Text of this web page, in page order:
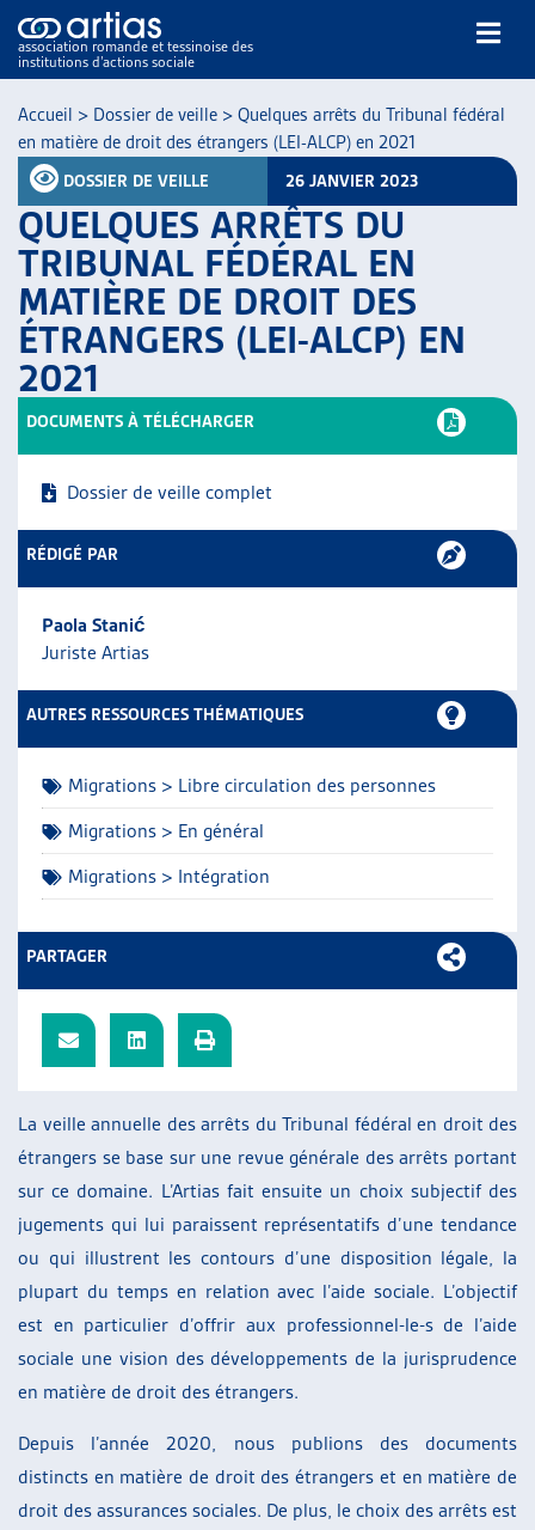
association romande et tessinoise des
institutions d’actions sociale
NOS PUBLICATIONS
ARTICLES
DOSSIERS DU MOIS
VEILLE
RESSOURCES
THÉMATIQUES
GUIDE SOCIAL ROMAND
ARTIAS
L’ASSOCIATION
PROJETS ET ACTIVITÉS
JOURNÉES D’AUTOMNE
Accueil > Dossier de veille > Quelques arrêts du Tribunal fédéral
en matière de droit des étrangers (LEI-ALCP) en 2021
DOSSIER DE VEILLE 26 JANVIER 2023
QUELQUES ARRÊTS DU
TRIBUNAL FÉDÉRAL EN
MATIÈRE DE DROIT DES
ÉTRANGERS (LEI-ALCP) EN
2021
La veille annuelle des arrêts du Tribunal fédéral en droit des
étrangers se base sur une revue générale des arrêts portant
sur ce domaine. L’Artias fait ensuite un choix subjectif des
jugements qui lui paraissent représentatifs d’une tendance
ou qui illustrent les contours d’une disposition légale, la
plupart du temps en relation avec l’aide sociale. L’objectif
est en particulier d’offrir aux professionnel-le-s de l’aide
sociale une vision des développements de la jurisprudence
en matière de droit des étrangers.
Depuis l’année 2020, nous publions des documents
distincts en matière de droit des étrangers et en matière de
droit des assurances sociales. De plus, le choix des arrêts est
DOCUMENTS À TÉLÉCHARGER
Dossier de veille complet
RÉDIGÉ PAR
Paola Stanić
Juriste Artias
AUTRES RESSOURCES THÉMATIQUES
Migrations > Libre circulation des personnes
Migrations > En général
Migrations > Intégration
PARTAGER